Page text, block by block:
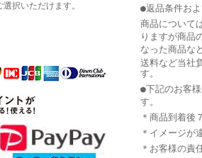
択いただけます。
●返品条件およ
商品について
りますが商品
なった商品な
送料など当社
す。
●下記のお客
す。
＊商品到着後
＊イメージが
＊お客様の責